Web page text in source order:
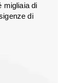
migliaia di
di